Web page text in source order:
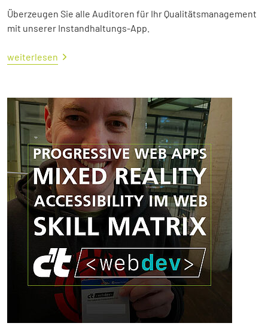
Überzeugen Sie alle Auditoren für Ihr Qualitätsmanagement
mit unserer Instandhaltungs-App.
weiterlesen